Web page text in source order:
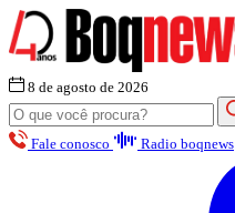
8 de agosto de 2026
Fale conosco Radio boqnews